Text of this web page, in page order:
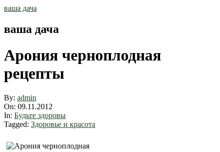
Skip
ваша дача
ваша дача
Арония черноплодная
рецепты
By: admin
On: 09.11.2012
In: Будьте здоровы
Tagged: Здоровье и красота